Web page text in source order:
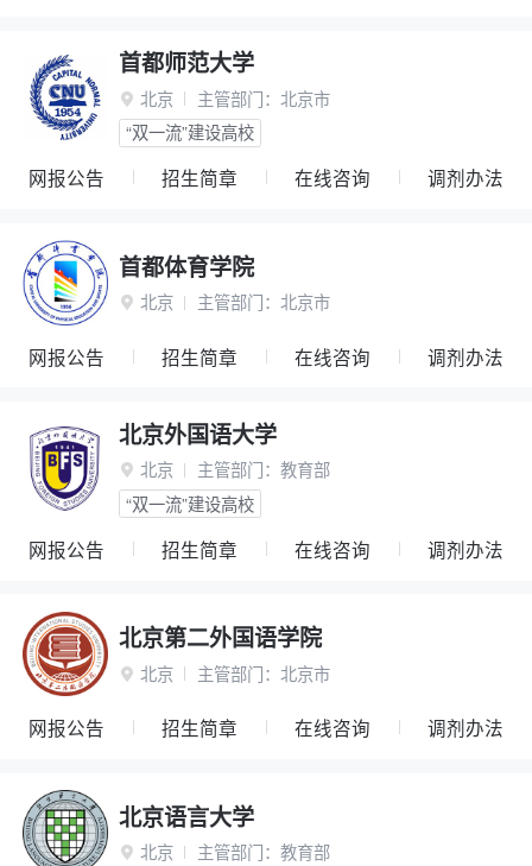
首都师范大学
 北京 主管部门： 北京市
“双一流”建设高校
网报公告 招生简章 在线咨询 调剂办法
首都体育学院
 北京 主管部门： 北京市
网报公告 招生简章 在线咨询 调剂办法
北京外国语大学
 北京 主管部门： 教育部
“双一流”建设高校
网报公告 招生简章 在线咨询 调剂办法
北京第二外国语学院
 北京 主管部门： 北京市
网报公告 招生简章 在线咨询 调剂办法
北京语言大学
 北京 主管部门： 教育部